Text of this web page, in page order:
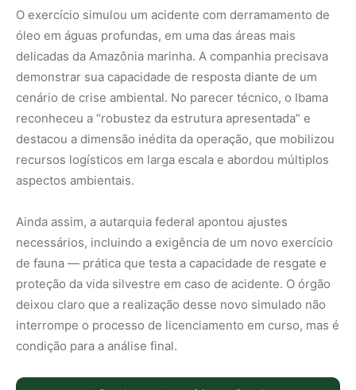
O exercício simulou um acidente com derramamento de
óleo em águas profundas, em uma das áreas mais
delicadas da Amazônia marinha. A companhia precisava
demonstrar sua capacidade de resposta diante de um
cenário de crise ambiental. No parecer técnico, o Ibama
reconheceu a “robustez da estrutura apresentada” e
destacou a dimensão inédita da operação, que mobilizou
recursos logísticos em larga escala e abordou múltiplos
aspectos ambientais.
Ainda assim, a autarquia federal apontou ajustes
necessários, incluindo a exigência de um novo exercício
de fauna — prática que testa a capacidade de resgate e
proteção da vida silvestre em caso de acidente. O órgão
deixou claro que a realização desse novo simulado não
interrompe o processo de licenciamento em curso, mas é
condição para a análise final.